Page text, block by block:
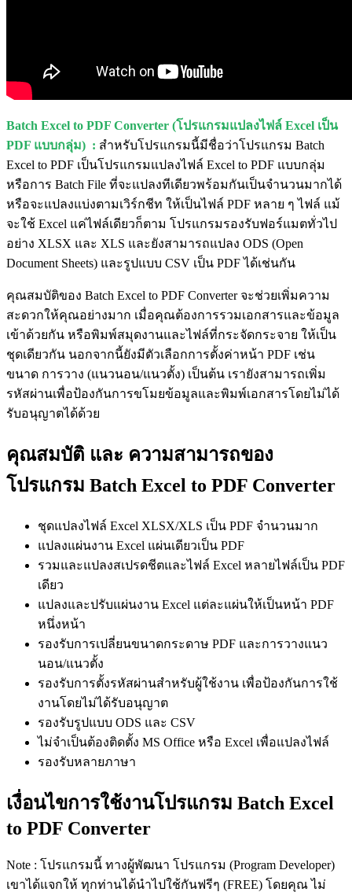
Batch Excel to PDF Converter (โปรแกรมแปลงไฟล์ Excel เป็น
PDF แบบกลุ่ม) : สำหรับโปรแกรมนี้มีชื่อว่าโปรแกรม Batch
Excel to PDF เป็นโปรแกรมแปลงไฟล์ Excel to PDF แบบกลุ่ม
หรือการ Batch File ที่จะแปลงทีเดียวพร้อมกันเป็นจำนวนมากได้
หรือจะแปลงแบ่งตามเวิร์กชีท ให้เป็นไฟล์ PDF หลาย ๆ ไฟล์ แม้
จะใช้ Excel แค่ไฟล์เดียวก็ตาม โปรแกรมรองรับฟอร์แมตทั่วไป
อย่าง XLSX และ XLS และยังสามารถแปลง ODS (Open
Document Sheets) และรูปแบบ CSV เป็น PDF ได้เช่นกัน
คุณสมบัติของ Batch Excel to PDF Converter จะช่วยเพิ่มความ
สะดวกให้คุณอย่างมาก เมื่อคุณต้องการรวมเอกสารและข้อมูล
เข้าด้วยกัน หรือพิมพ์สมุดงานและไฟล์ที่กระจัดกระจาย ให้เป็น
ชุดเดียวกัน นอกจากนี้ยังมีตัวเลือกการตั้งค่าหน้า PDF เช่น
ขนาด การวาง (แนวนอน/แนวตั้ง) เป็นต้น เรายังสามารถเพิ่ม
รหัสผ่านเพื่อป้องกันการขโมยข้อมูลและพิมพ์เอกสารโดยไม่ได้
รับอนุญาตได้ด้วย
คุณสมบัติ และ ความสามารถของ
โปรแกรม Batch Excel to PDF Converter
ชุดแปลงไฟล์ Excel XLSX/XLS เป็น PDF จำนวนมาก
แปลงแผ่นงาน Excel แผ่นเดียวเป็น PDF
รวมและแปลงสเปรดชีตและไฟล์ Excel หลายไฟล์เป็น PDF
เดียว
แปลงและปรับแผ่นงาน Excel แต่ละแผ่นให้เป็นหน้า PDF
หนึ่งหน้า
รองรับการเปลี่ยนขนาดกระดาษ PDF และการวางแนว
นอน/แนวตั้ง
รองรับการตั้งรหัสผ่านสำหรับผู้ใช้งาน เพื่อป้องกันการใช้
งานโดยไม่ได้รับอนุญาต
รองรับรูปแบบ ODS และ CSV
ไม่จำเป็นต้องติดตั้ง MS Office หรือ Excel เพื่อแปลงไฟล์
รองรับหลายภาษา
เงื่อนไขการใช้งานโปรแกรม Batch Excel
to PDF Converter
Note : โปรแกรมนี้ ทางผู้พัฒนา โปรแกรม (Program Developer)
เขาได้แจกให้ ทุกท่านได้นำไปใช้กันฟรีๆ (FREE) โดยคุณ ไม่